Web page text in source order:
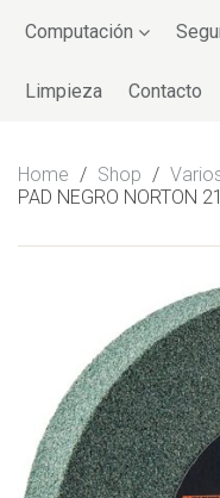
Computación
Limpieza Contacto
Home / Shop /
PAD NEGRO NORTON